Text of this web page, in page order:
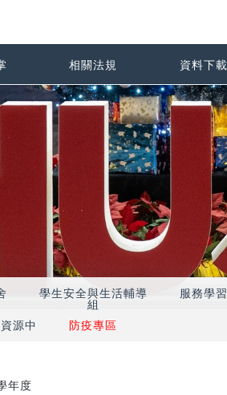
相關法規 資料下載
學生安全與生活輔導
組
服務學習
源中
防疫專區
年度